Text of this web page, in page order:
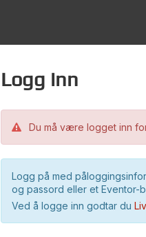
Logg inn
Du må være logget inn
Logg på med
og passord eller et Eventor-
Ved å logge inn godtar du